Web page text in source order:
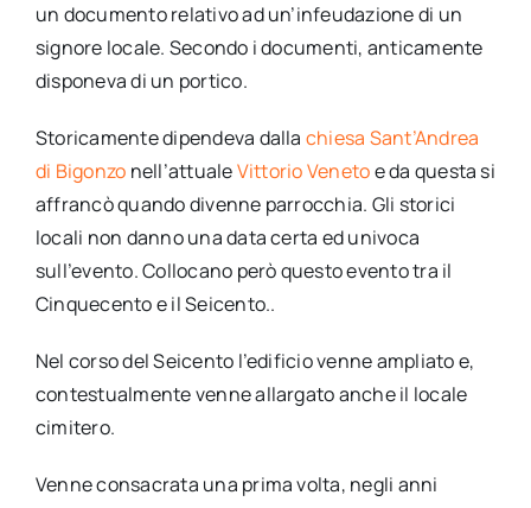
un documento relativo ad un’infeudazione di un
signore locale. Secondo i documenti, anticamente
disponeva di un portico.
Storicamente dipendeva dalla chiesa Sant’Andrea
di Bigonzo nell’attualeVittorio Venetoe da questa si
affrancò quando divenne parrocchia. Gli storici
locali non danno una data certa ed univoca
sull’evento. Collocano però questo evento tra il
Cinquecento e il Seicento..
Nel corso del Seicento l’edificio venne ampliato e,
contestualmente venne allargato anche il locale
cimitero.
Venne consacrata una prima volta, negli anni